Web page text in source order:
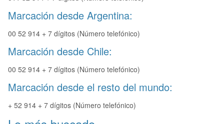
Marcación desde Argentina:
00 52 914 + 7 dígitos (Número telefónico)
Marcación desde Chile:
00 52 914 + 7 dígitos (Número telefónico)
Marcación desde el resto del mundo:
+ 52 914 + 7 dígitos (Número telefónico)